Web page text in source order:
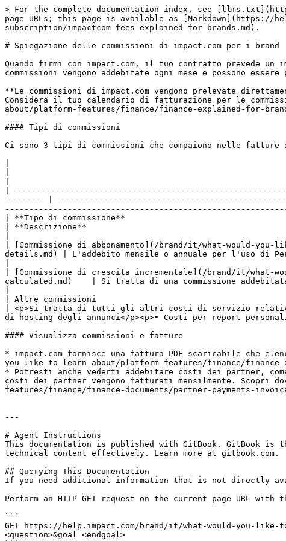
> For the complete documentation index, see
page URLs; this page is available as [Markdown](https://
subscription/impactcom-fees-explained-for-brands.md).
# Spiegazione delle commissioni di impact.com per i brand
Quando firmi con impact.com, il tuo contratto prevede
commissioni vengono addebitate ogni mese e possono
**Le commissioni di impact.com vengono prelevate
Considera il tuo calendario di fatturazione per le
about/platform-features/finance/finance-explained-for-
#### Tipi di commissioni
Ci sono 3 tipi di commissioni che compaiono nelle fatture
|
-------- |
| **Tipo di commissione**
| **Descrizione**
| [Commissione di abbonamento](/brand/it/what-would-
details.md) | L'addebito mensile o annuale per l'uso di
| [Commissione di crescita incrementale](/brand/it/what-
calculated.md)    | Si tratta di una commissione
| Altre commissioni
| <p>Si tratta di tutti gli altri costi di servizio relativi
di hosting degli annunci</p><p>• Costi per report
#### Visualizza commissioni e fatture
* impact.com fornisce una fattura PDF scaricabile che
you-like-to-learn-about/platform-features/finance/finance-
* Potresti anche vederti addebitare costi dei partner,
costi dei partner vengono fatturati mensilmente. Scopri
features/finance/finance-documents/partner-payments-
---
# Agent Instructions
This documentation is published with GitBook. GitBook is
technical content effectively. Learn more at gitbook.com.
## Querying This Documentation
If you need additional information that is not directly
Perform an HTTP GET request on the current page URL
```
GET https://help.impact.com/brand/it/what-would-you-like-
<question>&goal=<endgoal>